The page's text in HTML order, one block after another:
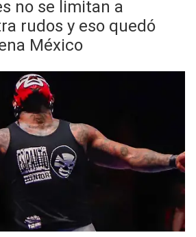
no se limitan a
rudos y eso quedó
México